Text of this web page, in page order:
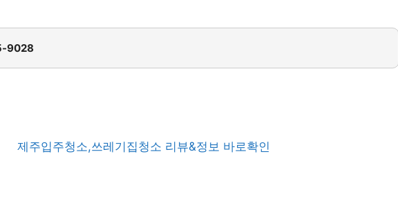
9028
제주입주청소,쓰레기집청소 리뷰&정보 바로확인